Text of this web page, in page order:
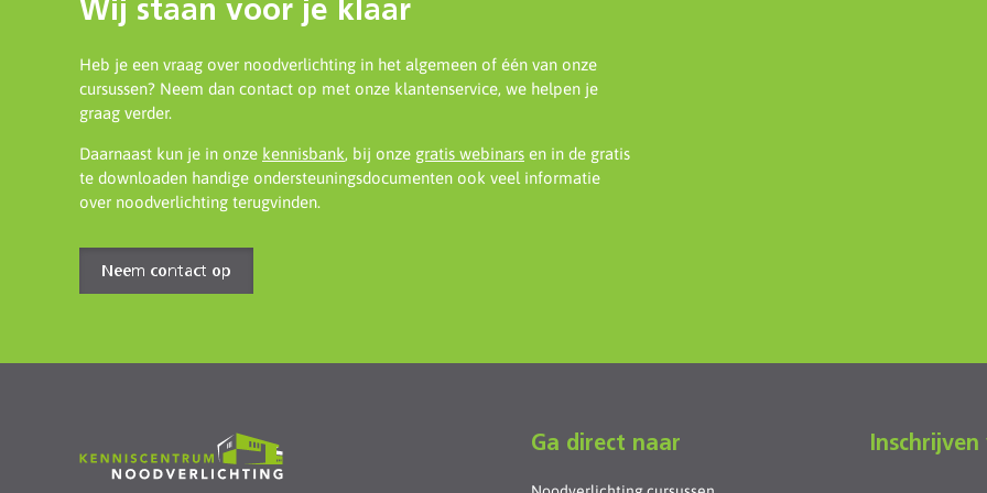
Wij staan voor je klaar
Heb je een vraag over noodverlichting in het algemeen of één van onze
cursussen? Neem dan contact op met onze klantenservice, we helpen je
graag verder.
Daarnaast kun je in onze kennisbank, bij onze gratis webinars en in de gratis
te downloaden handige ondersteuningsdocumenten ook veel informatie
over noodverlichting terugvinden.
Neem contact op
Ga direct naar